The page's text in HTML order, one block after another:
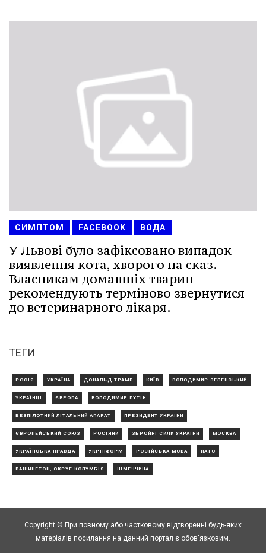
СИМПТОМ FACEBOOK ВОДА
У Львові було зафіксовано випадок
виявлення кота, хворого на сказ.
Власникам домашніх тварин
рекомендують терміново звернутися
до ветеринарного лікаря.
ТЕГИ
РОСІЯ УКРАЇНА ДОНАЛЬД ТРАМП КИЇВ ВОЛОДИМИР ЗЕЛЕНСЬКИЙ
УКРАЇНЦІ ЄВРОПА ВОЛОДИМИР ПУТІН
БЕЗПІЛОТНИЙ ЛІТАЛЬНИЙ АПАРАТ ПРЕЗИДЕНТ УКРАЇНИ
ЄВРОПЕЙСЬКИЙ СОЮЗ РОСІЯНИ ЗБРОЙНІ СИЛИ УКРАЇНИ МОСКВА
УКРАЇНСЬКА ПРАВДА УКРІНФОРМ РОСІЙСЬКА МОВА НАТО
ВАШИНГТОН, ОКРУГ КОЛУМБІЯ НІМЕЧЧИНА
Copyright © При повному або частковому відтворенні будь-яких
матеріалів посилання на данний портал є обов'язковим.